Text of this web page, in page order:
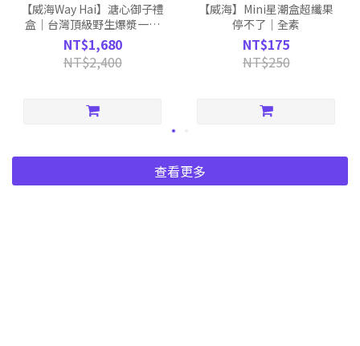
【威海Way Hai】溏心御子禮
盒｜台灣頂級野生爆漿一口
烏魚子 精緻送禮禮盒｜禮盒
裝120g
NT$1,680
NT$2,400
【威海】Mini星潮盒超纖果
停不了｜全素
NT$175
NT$250
查看更多